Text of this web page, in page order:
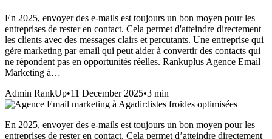
En 2025, envoyer des e-mails est toujours un bon moyen pour les
entreprises de rester en contact. Cela permet d'atteindre directement
les clients avec des messages clairs et percutants. Une entreprise qui
gère marketing par email qui peut aider à convertir des contacts qui
ne répondent pas en opportunités réelles. Rankuplus Agence Email
Marketing à…
Admin RankUp•11 December 2025•3 min
En 2025, envoyer des e-mails est toujours un bon moyen pour les
entreprises de rester en contact. Cela permet d’atteindre directement